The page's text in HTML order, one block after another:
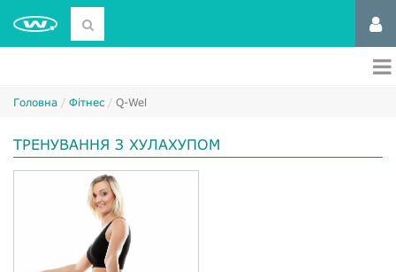
Головна Фітнес Q-Wel
ТРЕНУВАННЯ З ХУЛАХУПОМ